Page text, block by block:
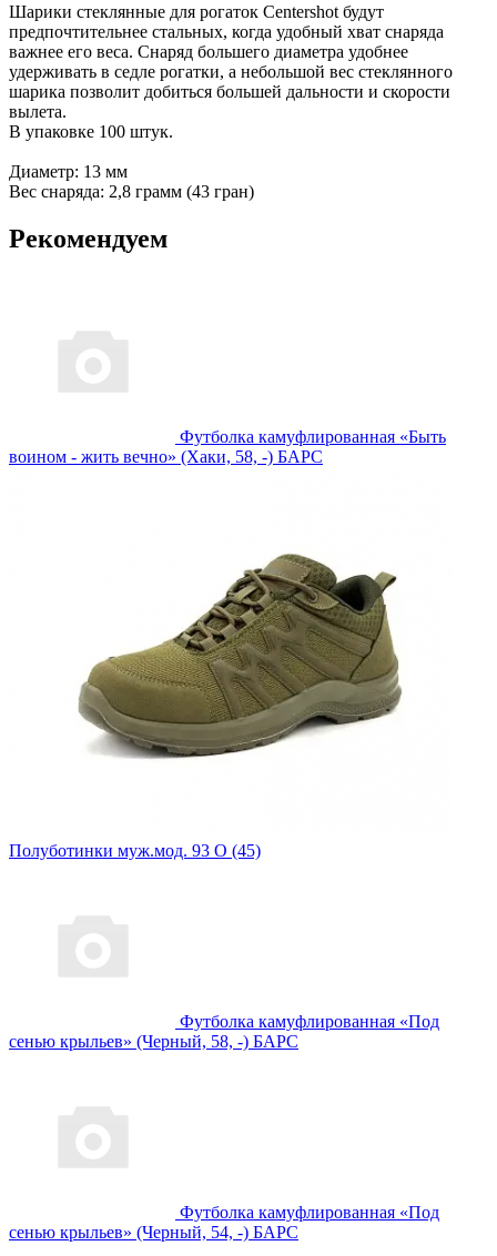
Шарики стеклянные для рогаток Centershot будут
предпочтительнее стальных, когда удобный хват снаряда
важнее его веса. Снаряд большего диаметра удобнее
удерживать в седле рогатки, а небольшой вес стеклянного
шарика позволит добиться большей дальности и скорости
вылета.
В упаковке 100 штук.
Диаметр: 13 мм
Вес снаряда: 2,8 грамм (43 гран)
Рекомендуем
Футболка камуфлированная «Быть
воином - жить вечно» (Хаки, 58, -) БАРС
Полуботинки муж.мод. 93 О (45)
Футболка камуфлированная «Под
сенью крыльев» (Черный, 58, -) БАРС
Футболка камуфлированная «Под
сенью крыльев» (Черный, 54, -) БАРС